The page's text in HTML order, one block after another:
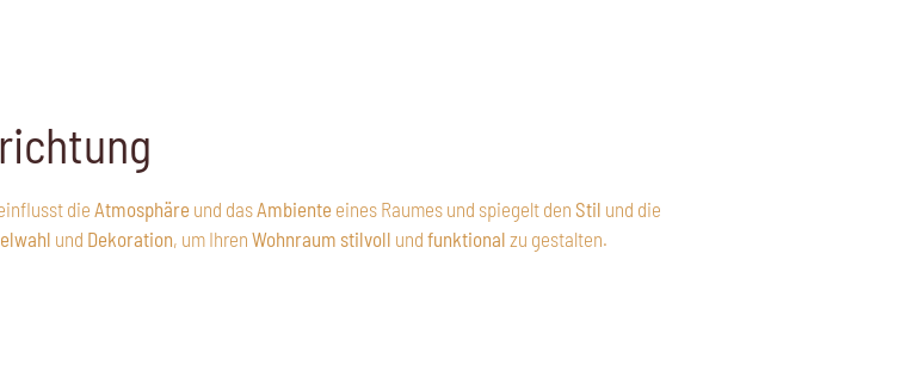
die Atmosphäre und dasAmbiente eines Raumes und spiegelt den Stil und die
und Dekoration, um Ihren Wohnraum stilvoll und funktional zu gestalten.